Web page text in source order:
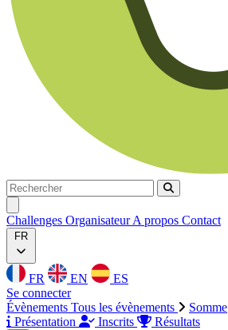
Rechercher
Rechercher
Challenges OrganisateurA propos Contact
FR
FR EN
ES
Se connecter
Évènements Tous les évènements Somme
Présentation
Inscrits Résultats